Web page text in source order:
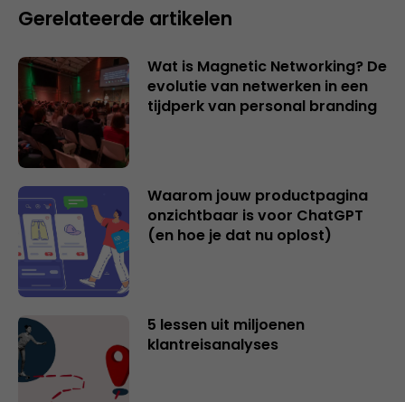
Gerelateerde artikelen
Wat is Magnetic Networking? De
evolutie van netwerken in een
tijdperk van personal branding
Waarom jouw productpagina
onzichtbaar is voor ChatGPT
(en hoe je dat nu oplost)
5 lessen uit miljoenen
klantreisanalyses